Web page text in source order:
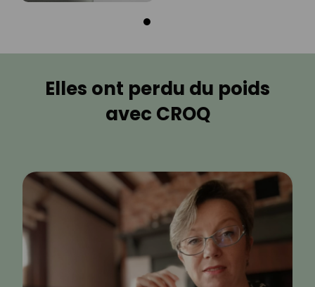
Elles ont perdu du poids
avec CROQ